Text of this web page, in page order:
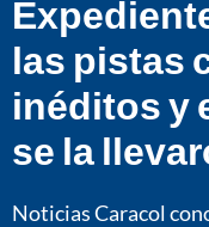
las pistas
inéditos y
se la
Noticias Caracol